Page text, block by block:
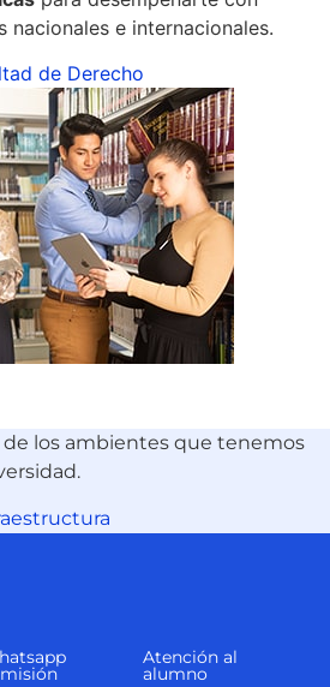
nacionales e internacionales.
de Derecho
de los ambientes que tenemos
Atención al
alumno